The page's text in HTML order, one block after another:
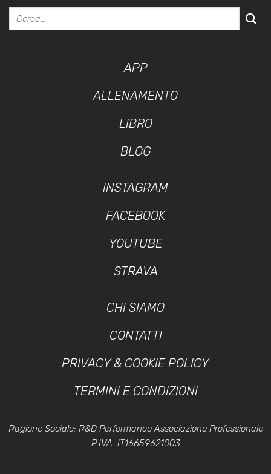
APP
ALLENAMENTO
LIBRO
BLOG
INSTAGRAM
FACEBOOK
YOUTUBE
STRAVA
CHI SIAMO
CONTATTI
PRIVACY & COOKIE POLICY
TERMINI E CONDIZIONI
Ragione Sociale: R&D Performance Associazione Professionale
P.IVA: IT16659621003